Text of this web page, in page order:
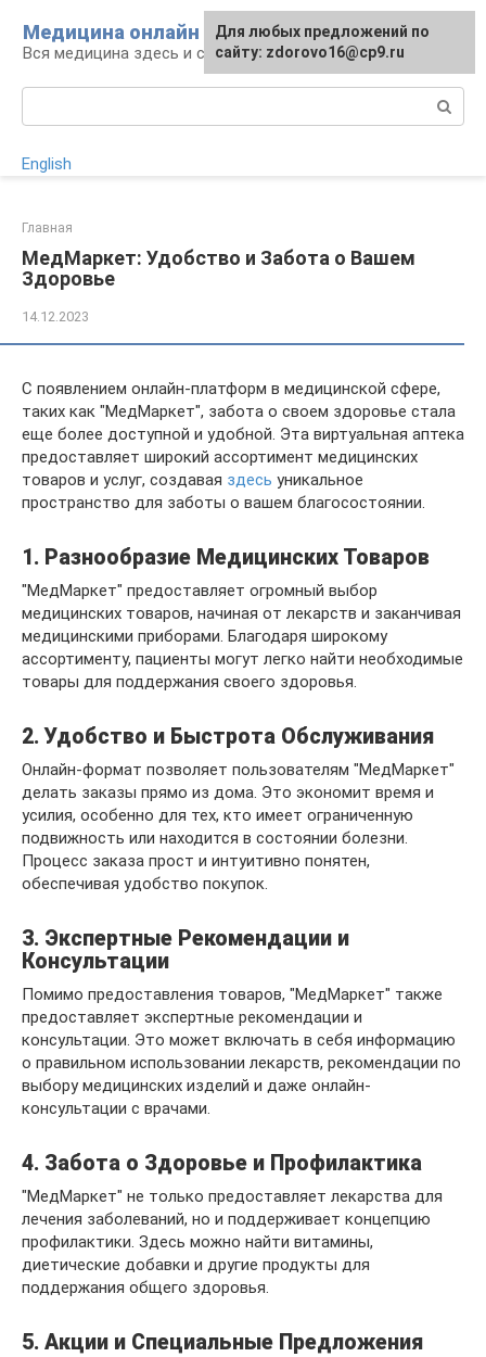
контенту
Медицина онлайн
Вся медицина здесь и сейчас
English
Главная
МедМаркет: Удобство и Забота о Вашем
Здоровье
14.12.2023
С появлением онлайн-платформ в медицинской сфере,
таких как "МедМаркет", забота о своем здоровье стала
еще более доступной и удобной. Эта виртуальная аптека
предоставляет широкий ассортимент медицинских
товаров и услуг, создавая здесь уникальное
пространство для заботы о вашем благосостоянии.
1. Разнообразие Медицинских Товаров
"МедМаркет" предоставляет огромный выбор
медицинских товаров, начиная от лекарств и заканчивая
медицинскими приборами. Благодаря широкому
ассортименту, пациенты могут легко найти необходимые
товары для поддержания своего здоровья.
2. Удобство и Быстрота Обслуживания
Онлайн-формат позволяет пользователям "МедМаркет"
делать заказы прямо из дома. Это экономит время и
усилия, особенно для тех, кто имеет ограниченную
подвижность или находится в состоянии болезни.
Процесс заказа прост и интуитивно понятен,
обеспечивая удобство покупок.
3. Экспертные Рекомендации и
Консультации
Помимо предоставления товаров, "МедМаркет" также
предоставляет экспертные рекомендации и
консультации. Это может включать в себя информацию
о правильном использовании лекарств, рекомендации по
выбору медицинских изделий и даже онлайн-
консультации с врачами.
4. Забота о Здоровье и Профилактика
"МедМаркет" не только предоставляет лекарства для
лечения заболеваний, но и поддерживает концепцию
профилактики. Здесь можно найти витамины,
диетические добавки и другие продукты для
поддержания общего здоровья.
5. Акции и Специальные Предложения
Для любых предложений по
сайту: zdorovo16@cp9.ru